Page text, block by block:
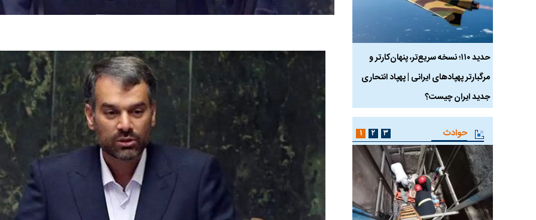
حدید ۱۱۰؛ نسخه سریع‌تر، پنهان‌کارتر و
مرگبارتر پهپادهای ایرانی | پهپاد انتحاری
جدید ایران چیست؟
هواپیمای مرموز E-11A BACN چیست؟
فضاپیمای «استارشیپ» ایلان ماسک
چیست؟
حدید ۱۱۰؛
مرگبارتر
جدید ایران
حوادث ۱ ۲ ۳